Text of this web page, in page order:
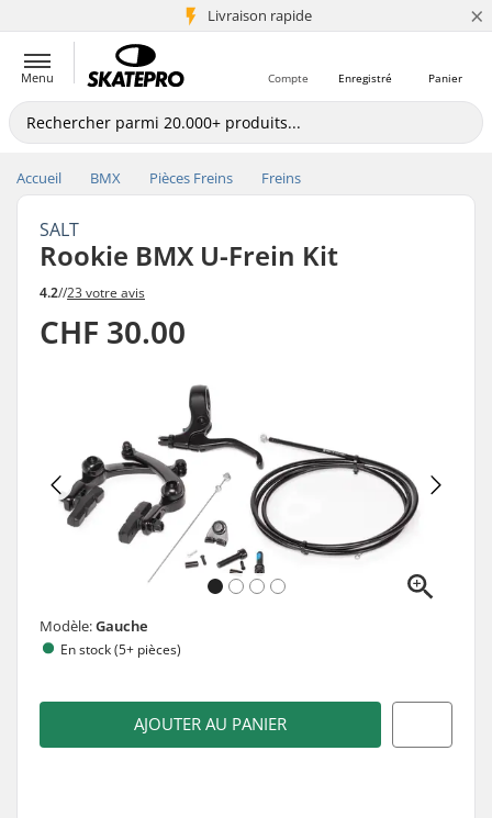
Livraison rapide
+5 mio de clients ×
Menu Panier
Enregistré
Compte
Accueil BMX Pièces Freins Freins
SALT
Rookie BMX U-Frein Kit
4.2//23 votre avis
CHF 30.00
Modèle:Gauche
En stock (5+ pièces)
AJOUTER AU PANIER